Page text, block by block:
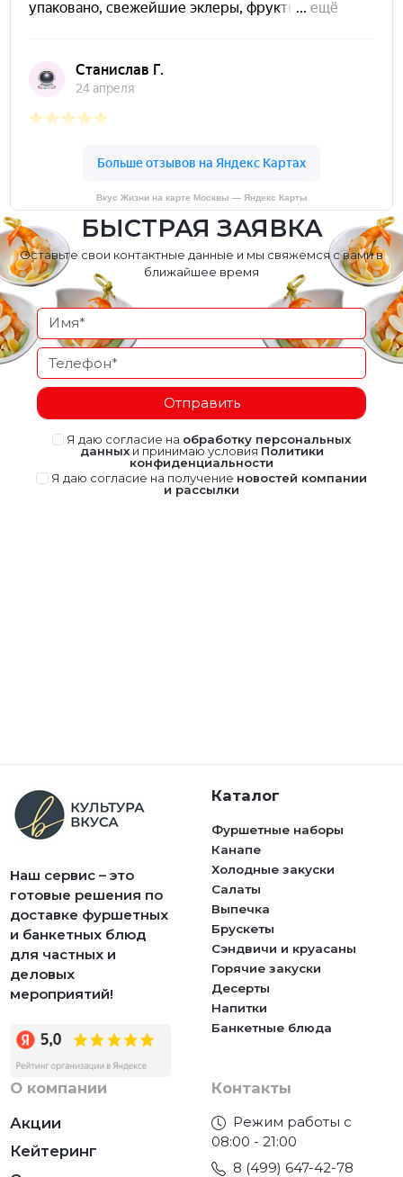
Вкус Жизни на карте Москвы — Яндекс Карты
БЫСТРАЯ ЗАЯВКА
Оставьте свои контактные данные и мы свяжемся с вами в
ближайшее время
Отправить
Я даю согласие на обработку персональных
данныхи принимаю условия Политики
конфиденциальности
Я даю согласие на получение новостей компании
и рассылки
Наш сервис – это
готовые решения по
доставке фуршетных
и банкетных блюд
для частных и
деловых
мероприятий!
Каталог
Фуршетные наборы
Канапе
Холодные закуски
Салаты
Выпечка
Брускеты
Сэндвичи и круасаны
Горячие закуски
Десерты
Напитки
Банкетные блюда
О компании
Акции
Кейтеринг
Контакты
Режим работы с
08:00 - 21:00
8 (499) 647-42-78